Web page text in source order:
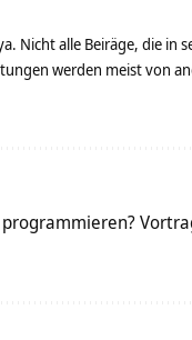
Nicht alle Beiräge, die
werden meist von